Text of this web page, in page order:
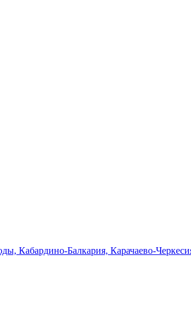
Кабардино-Балкария, Карачаево-